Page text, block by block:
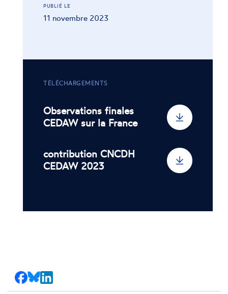
PUBLIÉ LE
11 novembre 2023
TÉLÉCHARGEMENTS
Observations finales
CEDAW sur la France
contribution CNCDH
CEDAW 2023